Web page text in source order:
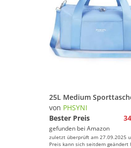
von PHSYNI
Bester Preis
gefunden bei Amazon
zuletzt überprüft am 27.09.2025
Preis kann sich seitdem geändert